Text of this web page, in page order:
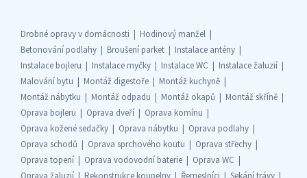
Drobné opravy v domácnosti
Hodinový manžel
Betonování podlahy
Broušení parket
Instalace antény
Instalace bojleru
Instalace myčky Instalace WC
Instalace žaluzií
Malování bytu
Montáž digestoře
Montáž kuchyně
Montáž nábytku
Montáž odpadu Montáž okapů
Montáž skříně
Oprava bojleru
Oprava dveří
Oprava komínu
Oprava kožené sedačky
Oprava nábytku
Oprava podlahy
Oprava schodů
Oprava sprchového koutu
Oprava střechy
Oprava topení
Oprava vodovodní baterie
Oprava WC
Oprava žaluzií
Rekonstrukce koupelny Řemeslníci Sekání trávy